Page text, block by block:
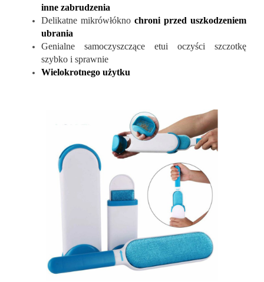
inne zabrudzenia
Delikatne mikrówłókno chroni przed uszkodzeniem
ubrania
Genialne samoczyszczące etui oczyści szczotkę
szybko i sprawnie
Wielokrotnego użytku